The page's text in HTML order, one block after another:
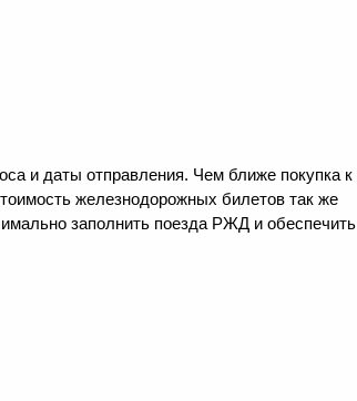
и даты отправления. Чем ближе покупка к
железнодорожных билетов так же
заполнить поезда РЖД и обеспечить